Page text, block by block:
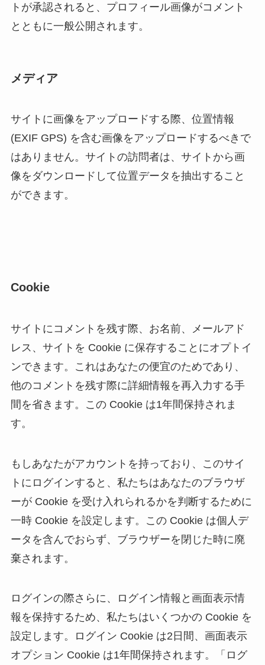
トが承認されると、プロフィール画像がコメント
とともに一般公開されます。
メディア
サイトに画像をアップロードする際、位置情報
(EXIF GPS) を含む画像をアップロードするべきで
はありません。サイトの訪問者は、サイトから画
像をダウンロードして位置データを抽出すること
ができます。
Cookie
サイトにコメントを残す際、お名前、メールアド
レス、サイトを Cookie に保存することにオプトイ
ンできます。これはあなたの便宜のためであり、
他のコメントを残す際に詳細情報を再入力する手
間を省きます。この Cookie は1年間保持されま
す。
もしあなたがアカウントを持っており、このサイ
トにログインすると、私たちはあなたのブラウザ
ーが Cookie を受け入れられるかを判断するために
一時 Cookie を設定します。この Cookie は個人デ
ータを含んでおらず、ブラウザーを閉じた時に廃
棄されます。
ログインの際さらに、ログイン情報と画面表示情
報を保持するため、私たちはいくつかの Cookie を
設定します。ログイン Cookie は2日間、画面表示
オプション Cookie は1年間保持されます。「ログ